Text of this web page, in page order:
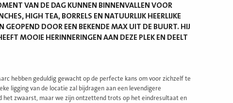
VAN DE DAG KUNNEN BINNENVALLEN VOOR
HIGH TEA, BORRELS EN NATUURLIJK HEERLIJKE
GEOPEND DOOR EEN BEKENDE MAX UIT DE BUURT. HIJ
MOOIE HERINNERINGEN AAN DEZE PLEK EN DEELT
hebben geduldig gewacht op de perfecte kans om voor zichzelf te
ligging van de locatie zal bijdragen aan een levendigere
het zwaarst, maar we zijn ontzettend trots op het eindresultaat en